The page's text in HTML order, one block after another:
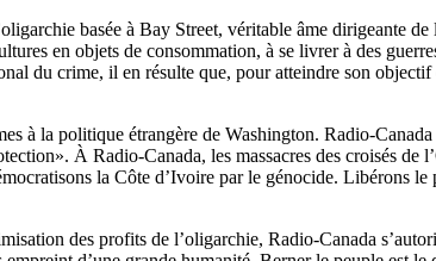
basée à Bay Street, véritable âme dirigeante
en objets de consommation, à se livrer à des
du crime, il en résulte que, pour atteindre son
à la politique étrangère de Washington. Radio-
À Radio-Canada, les massacres des croisés de
la Côte d’Ivoire par le génocide. Libérons
des profits de l’oligarchie, Radio-Canada